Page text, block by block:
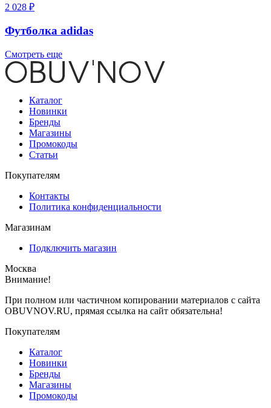
2 028 ₽
Футболка adidas
Смотреть еще
Каталог
Новинки
Бренды
Магазины
Промокоды
Статьи
Покупателям
Контакты
Политика конфиденциальности
Магазинам
Подключить магазин
Москва
Внимание!
При полном или частичном копировании материалов с сайта
OBUVNOV.RU, прямая ссылка на сайт обязательна!
Покупателям
Каталог
Новинки
Бренды
Магазины
Промокоды